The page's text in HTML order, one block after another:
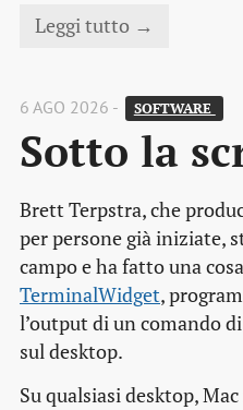
Leggi tutto →
6 AGO 2026 - SOFTWARE
Sotto la
Brett Terpstra, che
per persone già iniziate,
campo e ha fatto una
TerminalWidget,
l’output di un comando
sul desktop.
Su qualsiasi desktop,